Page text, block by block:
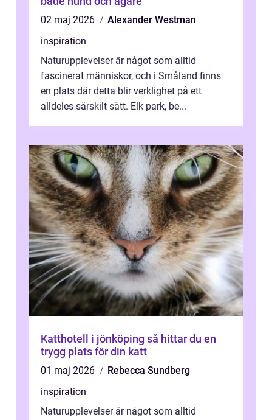
02 maj 2026
Alexander Westman
inspiration
Naturupplevelser är något som alltid
fascinerat människor, och i Småland finns
en plats där detta blir verklighet på ett
alldeles särskilt sätt. Elk park, be...
Katthotell i jönköping så hittar du en
trygg plats för din katt
01 maj 2026
Rebecca Sundberg
inspiration
Naturupplevelser är något som alltid